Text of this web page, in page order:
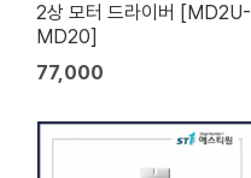
2상 모터 드라이버 [MD2U-
MD20]
77,000